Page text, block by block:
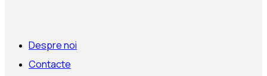
Despre noi
Contacte